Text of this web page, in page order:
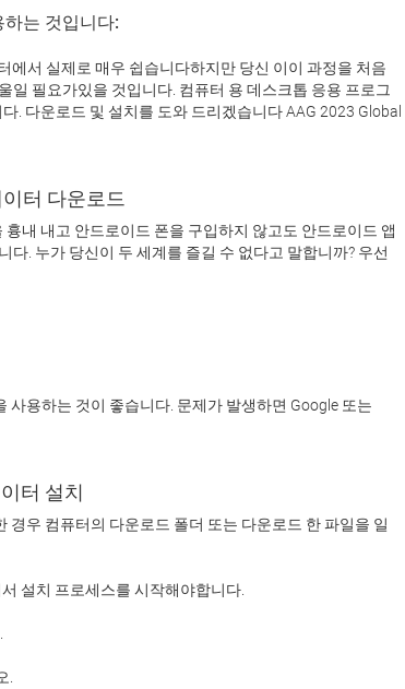
는 것입니다:
에서 실제로 매우 쉽습니다하지만 당신 이이 과정을 처음
일 필요가있을 것입니다. 컴퓨터 용 데스크톱 응용 프로그
. 다운로드 및 설치를 도와 드리겠습니다 AAG 2023 Global
터 다운로드
내 내고 안드로이드 폰을 구입하지 않고도 안드로이드 앱
. 누가 당신이 두 세계를 즐길 수 없다고 말합니까? 우선
터 설치
경우 컴퓨터의 다운로드 폴더 또는 다운로드 한 파일을 일